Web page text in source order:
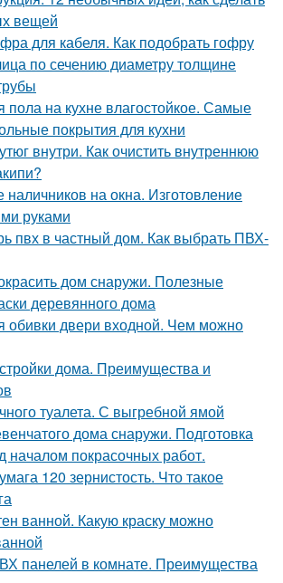
вещей
для кабеля. Как подобрать гофру
по сечению диаметру толщине
пола на кухне влагостойкое. Самые
покрытия для кухни
внутри. Как очистить внутреннюю
наличников на окна. Изготовление
руками
пвх в частный дом. Как выбрать ПВХ-
дом снаружи. Полезные
деревянного дома
обивки двери входной. Чем можно
дома. Преимущества и
туалета. С выгребной ямой
дома снаружи. Подготовка
началом покрасочных работ.
120 зернистость. Что такое
ванной. Какую краску можно
панелей в комнате. Преимущества